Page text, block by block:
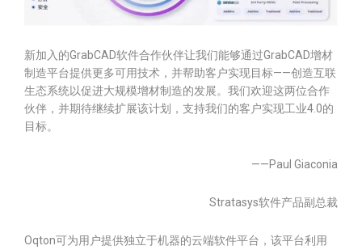
新加入的GrabCAD软件合作伙伴让我们能够通过GrabCAD增材
制造平台提供更多可用技术，并帮助客户实现目标——创造互联
生态系统以促进大规模增材制造的发展。我们欢迎这两位合作
伙伴，并期待继续扩展该计划，支持我们的客户实现工业4.0的
目标。
——Paul Giaconia
Stratasys软件产品副总裁
Oqton可为用户提供独立于机器的云端软件平台，该平台利用